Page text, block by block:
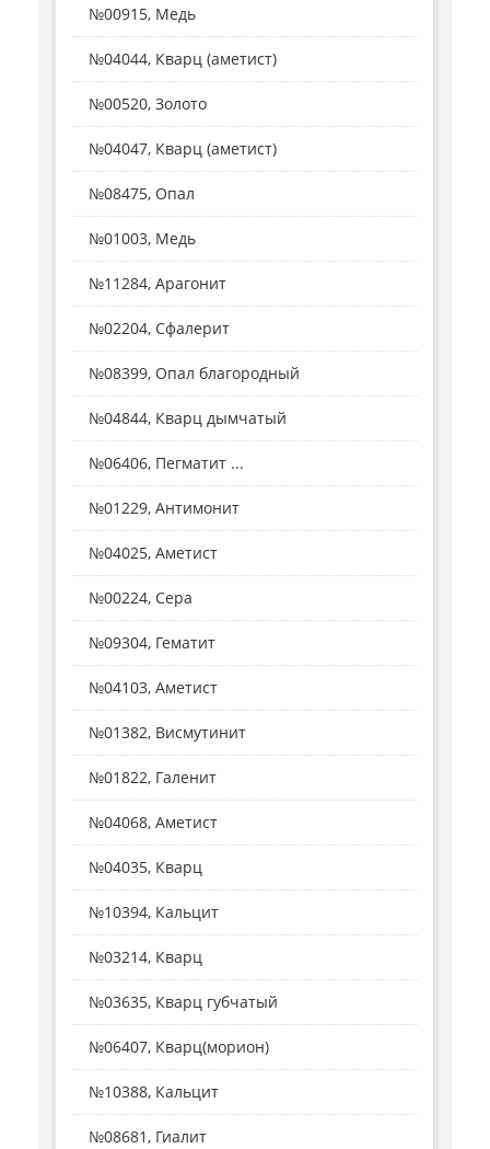
№00915, Медь
№04044, Кварц (аметист)
№00520, Золото
№04047, Кварц (аметист)
№08475, Опал
№01003, Медь
№11284, Арагонит
№02204, Сфалерит
№08399, Опал благородный
№04844, Кварц дымчатый
№06406, Пегматит ...
№01229, Антимонит
№04025, Аметист
№00224, Сера
№09304, Гематит
№04103, Аметист
№01382, Висмутинит
№01822, Галенит
№04068, Аметист
№04035, Кварц
№10394, Кальцит
№03214, Кварц
№03635, Кварц губчатый
№06407, Кварц(морион)
№10388, Кальцит
№08681, Гиалит